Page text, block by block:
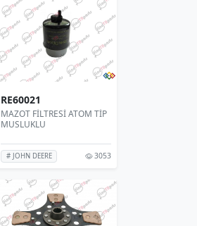
RE60021
MAZOT FİLTRESİ ATOM TİP
MUSLUKLU
# JOHN DEERE 3053